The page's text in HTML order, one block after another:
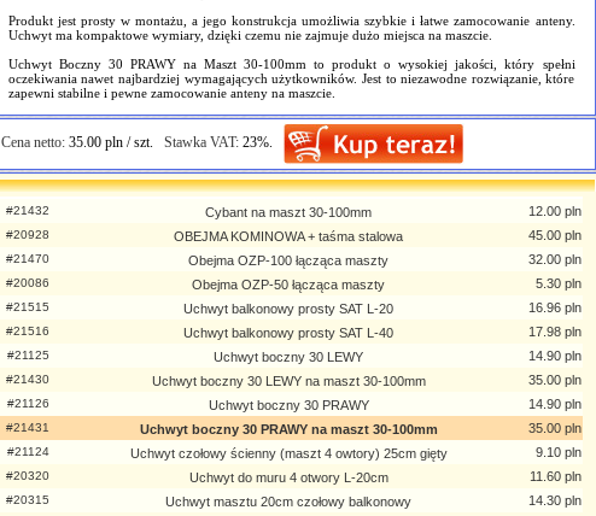
Produkt jest prosty w montażu, a jego konstrukcja umożliwia szybkie i łatwe zamocowanie anteny.
Uchwyt ma kompaktowe wymiary, dzięki czemu nie zajmuje dużo miejsca na maszcie.
Uchwyt Boczny 30 PRAWY na Maszt 30-100mm to produkt o wysokiej jakości, który spełni
oczekiwania nawet najbardziej wymagających użytkowników. Jest to niezawodne rozwiązanie, które
zapewni stabilne i pewne zamocowanie anteny na maszcie.
Cena netto: 35.00 pln / szt. Stawka VAT: 23%.
#21432 Cybant na maszt 30-100mm 12.00 pln
#20928 OBEJMA KOMINOWA + taśma stalowa 45.00 pln
#21470 Obejma OZP-100 łącząca maszty 32.00 pln
#20086 Obejma OZP-50 łącząca maszty 5.30 pln
#21515 Uchwyt balkonowy prosty SAT L-20 16.96 pln
#21516 Uchwyt balkonowy prosty SAT L-40 17.98 pln
#21125 Uchwyt boczny 30 LEWY 14.90 pln
#21430 Uchwyt boczny 30 LEWY na maszt 30-100mm 35.00 pln
#21126 Uchwyt boczny 30 PRAWY 14.90 pln
#21431 Uchwyt boczny 30 PRAWY na maszt 30-100mm 35.00 pln
#21124 Uchwyt czołowy ścienny (maszt 4 owtory) 25cm gięty 9.10 pln
#20320 Uchwyt do muru 4 otwory L-20cm 11.60 pln
#20315 Uchwyt masztu 20cm czołowy balkonowy 14.30 pln